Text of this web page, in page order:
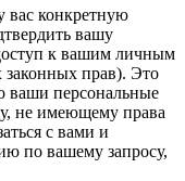
вас конкретную
вашу
к вашим личным
прав). Это
ваши персональные
не имеющему права
с вами и
по вашему запросу,